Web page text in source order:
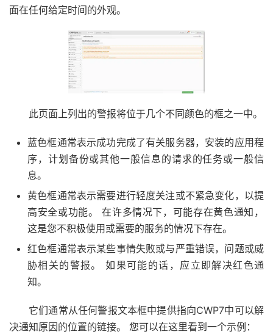
面在任何给定时间的外观。
此页面上列出的警报将位于几个不同颜色的框之一中。
蓝色框通常表示成功完成了有关服务器，安装的应用程
序，计划备份或其他一般信息的请求的任务或一般信
息。
黄色框通常表示需要进行轻度关注或不紧急变化，以提
高安全或功能。 在许多情况下，可能存在黄色通知，
这是您不积极使用或需要的服务的情况下存在。
红色框通常表示某些事情失败或与严重错误，问题或威
胁相关的警报。 如果可能的话，应立即解决红色通
知。
它们通常从任何警报文本框中提供指向CWP7中可以解
决通知原因的位置的链接。 您可以在这里看到一个示例：